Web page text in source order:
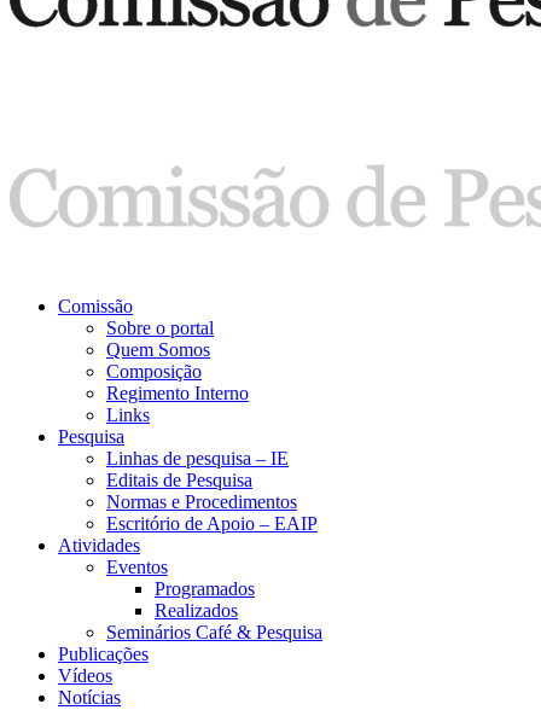
Comissão
Sobre o portal
Quem Somos
Composição
Regimento Interno
Links
Pesquisa
Linhas de pesquisa – IE
Editais de Pesquisa
Normas e Procedimentos
Escritório de Apoio – EAIP
Atividades
Eventos
Programados
Realizados
Seminários Café & Pesquisa
Publicações
Vídeos
Notícias